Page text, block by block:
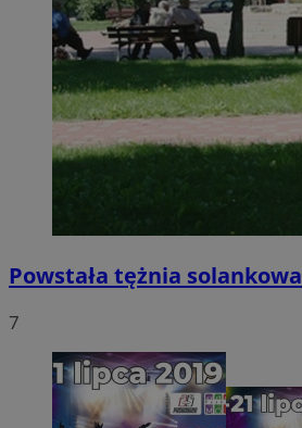
Powstała tężnia solankowa
7